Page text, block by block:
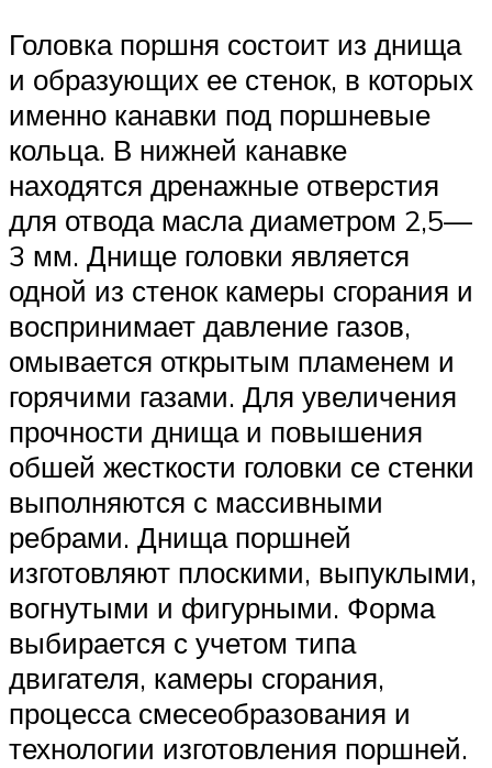
Головка поршня состоит из днища
и образующих ее стенок, в которых
именно канавки под поршневые
кольца. В нижней канавке
находятся дренажные отверстия
для отвода масла диаметром 2,5—
3 мм. Днище головки является
одной из стенок камеры сгорания и
воспринимает давление газов,
омывается открытым пламенем и
горячими газами. Для увеличения
прочности днища и повышения
обшей жесткости головки се стенки
выполняются с массивными
ребрами. Днища поршней
изготовляют плоскими, выпуклыми,
вогнутыми и фигурными. Форма
выбирается с учетом типа
двигателя, камеры сгорания,
процесса смесеобразования и
технологии изготовления поршней.